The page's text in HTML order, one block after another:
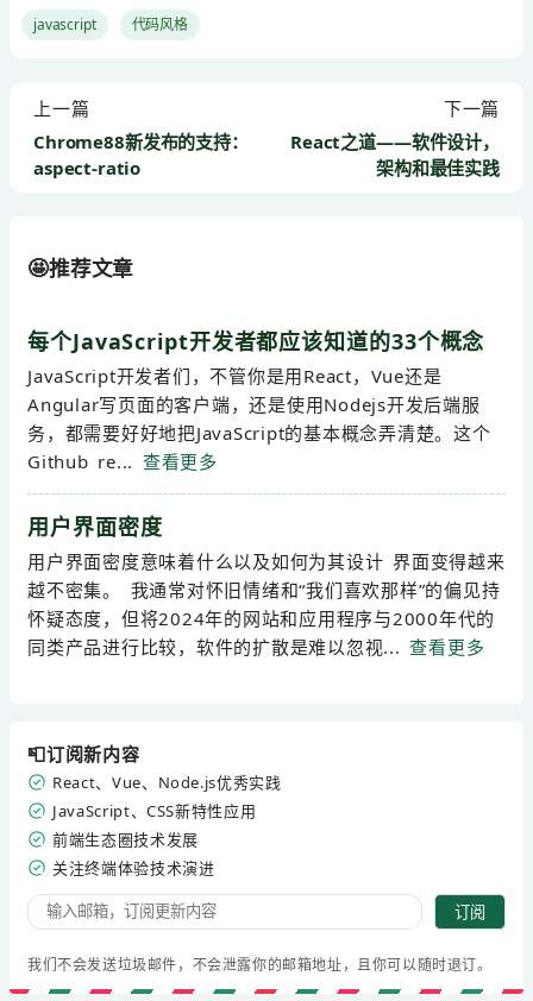
javascript
代码风格
上一篇
Chrome88新发布的支持：
aspect-ratio
下一篇
React之道——软件设计，
架构和最佳实践
🤩推荐文章
每个JavaScript开发者都应该知道的33个概念
JavaScript开发者们，不管你是用React，Vue还是
Angular写页面的客户端，还是使用Nodejs开发后端服
务，都需要好好地把JavaScript的基本概念弄清楚。这个
Github re... 查看更多
用户界面密度
用户界面密度意味着什么以及如何为其设计 界面变得越来
越不密集。 我通常对怀旧情绪和“我们喜欢那样”的偏见持
怀疑态度，但将2024年的网站和应用程序与2000年代的
同类产品进行比较，软件的扩散是难以忽视...查看更多
📮订阅新内容
React、Vue、Node.js优秀实践
JavaScript、CSS新特性应用
前端生态圈技术发展
关注终端体验技术演进
订阅
我们不会发送垃圾邮件，不会泄露你的邮箱地址，且你可以随时退订。